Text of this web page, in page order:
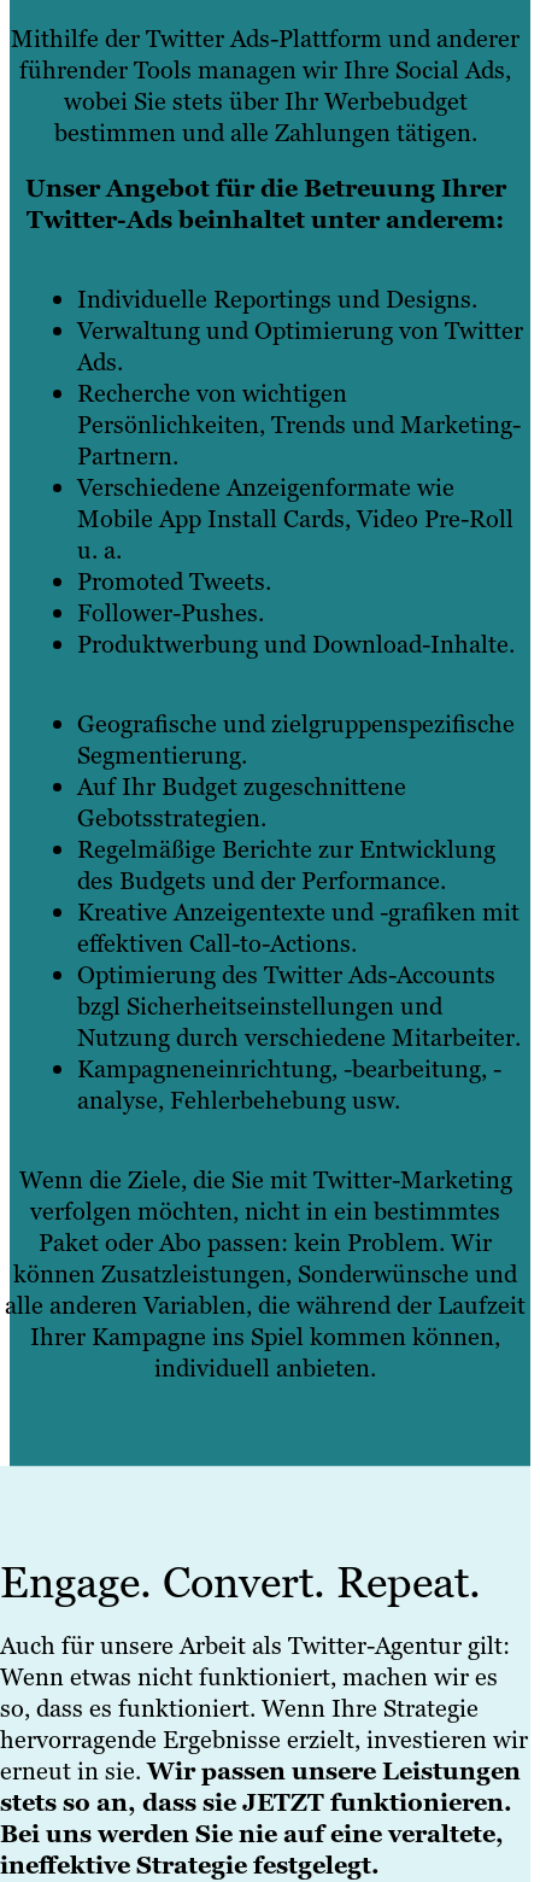
Mithilfe der Twitter Ads-Plattform und anderer
führender Tools managen wir Ihre Social Ads,
wobei Sie stets über Ihr Werbebudget
bestimmen und alle Zahlungen tätigen.
Unser Angebot für die Betreuung Ihrer
Twitter-Ads beinhaltet unter anderem:
Individuelle Reportings und Designs.
Verwaltung und Optimierung von Twitter
Ads.
Recherche von wichtigen
Persönlichkeiten, Trends und Marketing-
Partnern.
Verschiedene Anzeigenformate wie
Mobile App Install Cards, Video Pre-Roll
u. a.
Promoted Tweets.
Follower-Pushes.
Produktwerbung und Download-Inhalte.
Geografische und zielgruppenspezifische
Segmentierung.
Auf Ihr Budget zugeschnittene
Gebotsstrategien.
Regelmäßige Berichte zur Entwicklung
des Budgets und der Performance.
Kreative Anzeigentexte und -grafiken mit
effektiven Call-to-Actions.
Optimierung des Twitter Ads-Accounts
bzgl Sicherheitseinstellungen und
Nutzung durch verschiedene Mitarbeiter.
Kampagneneinrichtung, -bearbeitung, -
analyse, Fehlerbehebung usw.
Wenn die Ziele, die Sie mit Twitter-Marketing
verfolgen möchten, nicht in ein bestimmtes
Paket oder Abo passen: kein Problem. Wir
können Zusatzleistungen, Sonderwünsche und
alle anderen Variablen, die während der Laufzeit
Ihrer Kampagne ins Spiel kommen können,
individuell anbieten.
Engage. Convert. Repeat.
Auch für unsere Arbeit als Twitter-Agentur gilt:
Wenn etwas nicht funktioniert, machen wir es
so, dass es funktioniert. Wenn Ihre Strategie
hervorragende Ergebnisse erzielt, investieren wir
erneut in sie.Wir passen unsere Leistungen
stets so an, dass sie JETZT funktionieren.
Bei uns werden Sie nie auf eine veraltete,
ineffektive Strategie festgelegt.